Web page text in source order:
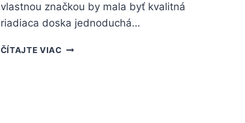
vlastnou značkou by mala byť kvalitná
riadiaca doska jednoduchá…
ČÍTAJTE VIAC